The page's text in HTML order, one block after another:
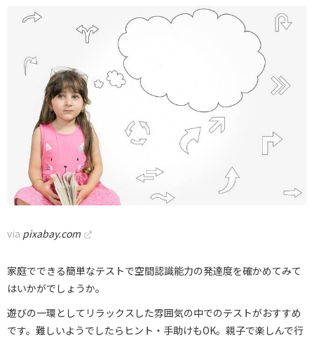
via pixabay.com
家庭でできる簡単なテストで空間認識能力の発達度を確かめてみて
はいかがでしょうか。
遊びの一環としてリラックスした雰囲気の中でのテストがおすすめ
です。難しいようでしたらヒント・手助けもOK。親子で楽しんで行